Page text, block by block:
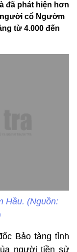
đã phát hiện hơn
người cổ Ngườm
từ 4.000 đến
Hầu. (Nguồn:
Bảo tàng tỉnh
người tiền sử